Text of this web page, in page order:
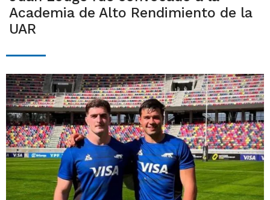
Academia de Alto Rendimiento de la
UAR